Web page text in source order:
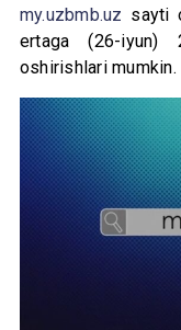
my.uzbmb.uz sayti
ertaga (26-iyun)
oshirishlari mumkin.